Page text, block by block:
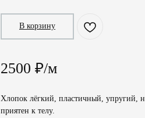
В корзину
2500 ₽/м
Хлопок лёгкий, пластичный, упругий,
приятен к телу.